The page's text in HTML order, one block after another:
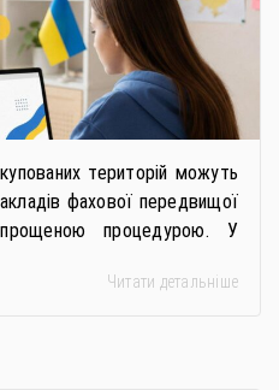
територій можуть
фахової передвищої
процедурою. У
дає можливість здобувати
Читати детальніше